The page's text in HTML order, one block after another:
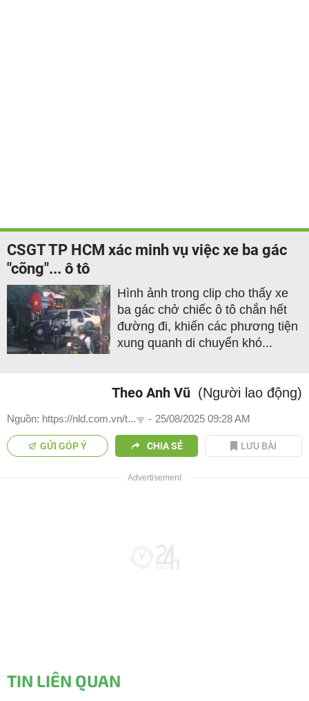
CSGT TP HCM xác minh vụ việc xe ba gác
"cõng"... ô tô
Hình ảnh trong clip cho thấy xe
ba gác chở chiếc ô tô chắn hết
đường đi, khiến các phương tiện
xung quanh di chuyển khó...
Theo Anh Vũ (Người lao động)
Nguồn: https://nld.com.vn/t... - 25/08/2025 09:28 AM
GỬI GÓP Ý CHIA SẺ LƯU BÀI
TIN LIÊN QUAN